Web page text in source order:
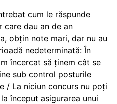
cum le răspunde
care dau an de an
obțin note mari, dar nu au
nedeterminată: În
încercat să ținem cât se
sub control posturile
/ La niciun concurs nu poți
început asigurarea unui